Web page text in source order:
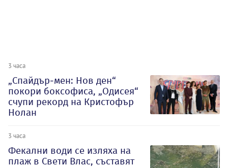
3 часа
„Спайдър-мен: Нов ден“
покори боксофиса, „Одисея“
счупи рекорд на Кристофър
Нолан
3 часа
Фекални води се изляха на
плаж в Свети Влас, съставят